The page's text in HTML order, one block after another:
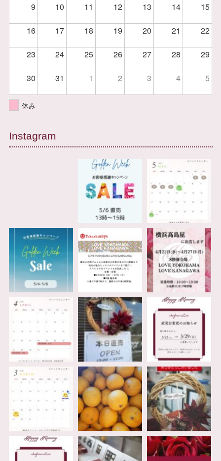
9 10 11 12 13 14 15
16 17 18 19 20 21 22
23 24 25 26 27 28 29
30 31 1 2 3 4 5
休み
Instagram